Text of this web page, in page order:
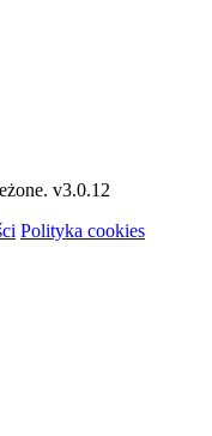
v3.0.12
Polityka cookies